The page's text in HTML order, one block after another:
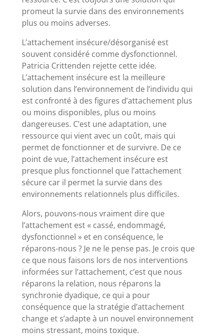
promeut la survie dans des environnements
plus ou moins adverses.
L’attachement insécure/désorganisé est
souvent considéré comme dysfonctionnel.
Patricia Crittenden rejette cette idée.
L’attachement insécure est la meilleure
solution dans l’environnement de l’individu qui
est confronté à des figures d’attachement plus
ou moins disponibles, plus ou moins
dangereuses. C’est une adaptation, une
ressource qui vient avec un coût, mais qui
permet de fonctionner et de survivre. De ce
point de vue, l’attachement insécure est
presque plus fonctionnel que l’attachement
sécure car il permet la survie dans des
environnements relationnels plus difficiles.
Alors, pouvons-nous vraiment dire que
l’attachement est « cassé, endommagé,
dysfonctionnel » et en conséquence, le
réparons-nous ? Je ne le pense pas. Je crois que
ce que nous faisons lors de nos interventions
informées sur l’attachement, c’est que nous
réparons la relation, nous réparons la
synchronie dyadique, ce qui a pour
conséquence que la stratégie d’attachement
change et s’adapte à un nouvel environnement
moins stressant, moins toxique.